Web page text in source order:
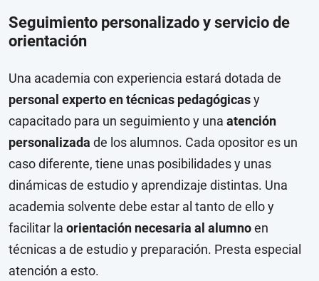
Seguimiento personalizado y servicio de
orientación
Una academia con experiencia estará dotada de
personal experto en técnicas pedagógicasy
capacitado para un seguimiento y una atención
personalizada de los alumnos. Cada opositor es un
caso diferente, tiene unas posibilidades y unas
dinámicas de estudio y aprendizaje distintas. Una
academia solvente debe estar al tanto de ello y
facilitar la orientación necesaria al alumnoen
técnicas a de estudio y preparación. Presta especial
atención a esto.